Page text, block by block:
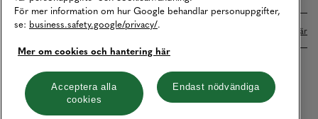
Betalningar online sköts i samarbete med Klarna. Läs mer här
Cookies Integritetspolicy
Hantera cookies
För mer information om hur Google behandlar personuppgifter,
se: business.safety.google/privacy/.
Mer om cookies och hantering här
Acceptera alla
cookies
Endast nödvändiga